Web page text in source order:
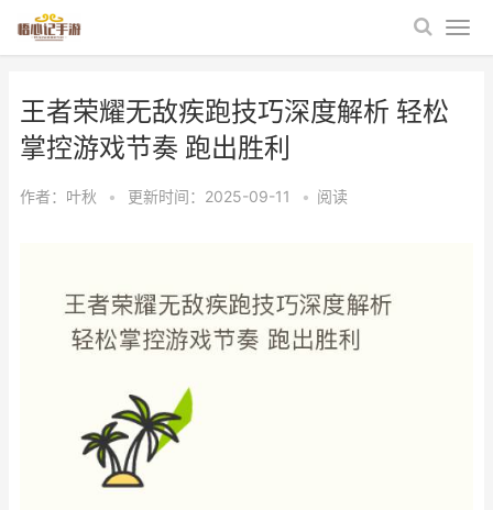
王者荣耀无敌疾跑技巧深度解析 轻松
掌控游戏节奏 跑出胜利
作者： 叶秋 • 更新时间：2025-09-11 • 阅读